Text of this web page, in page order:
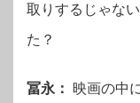
取りするじゃな
た？
冨永：
映画の中